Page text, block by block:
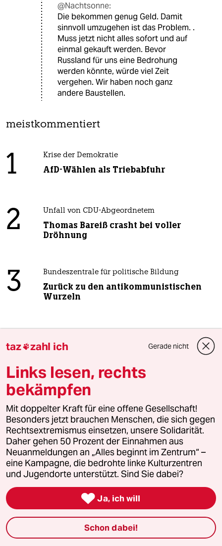
@Nachtsonne:
Die bekommen genug Geld. Damit
sinnvoll umzugehen ist das Problem. .
Muss jetzt nicht alles sofort und auf
einmal gekauft werden. Bevor
Russland für uns eine Bedrohung
werden könnte, würde viel Zeit
vergehen. Wir haben noch ganz
andere Baustellen.
meistkommentiert
1 Krise der Demokratie
AfD-Wählen als Triebabfuhr
2 Unfall von CDU-Abgeordnetem
Thomas Bareiß crasht bei voller
Dröhnung
3 Bundeszentrale für politische Bildung
Zurück zu den antikommunistischen
Wurzeln
4
Hinterlistiger Schritt der
5 Was tun gegen den Energiewende-Rollback?
Der Urknall
6 Streit um Rente mit 63
Passgenauer Populismus
taz
Folgen Sie uns
taz zahl ich Gerade nicht
Links lesen, rechts
bekämpfen
Mit doppelter Kraft für eine offene Gesellschaft!
Besonders jetzt brauchen Menschen, die sich gegen
Rechtsextremismus einsetzen, unsere Solidarität.
Daher gehen 50 Prozent der Einnahmen aus
Neuanmeldungen an „Alles beginnt im Zentrum“ –
eine Kampagne, die bedrohte linke Kulturzentren
und Jugendorte unterstützt. Sind Sie dabei?
 Ja, ich will
Schon dabei!